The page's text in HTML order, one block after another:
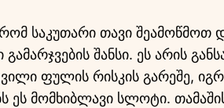
რომ საკუთარი თავი
შანსი. ეს არის
ფულის რისკის გარეშე,
მომხიბლავი სლოტი.